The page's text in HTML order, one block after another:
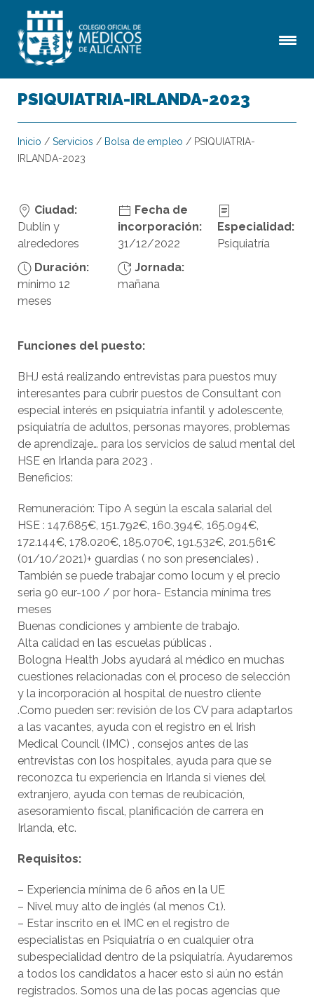
PSIQUIATRIA-IRLANDA-2023
Inicio / Servicios / Bolsa de empleo / PSIQUIATRIA-
IRLANDA-2023
Ciudad:
Dublín y
alrededores
Fecha de
incorporación:
31/12/2022
Especialidad:
Psiquiatría
Duración:
mínimo 12
meses
Jornada:
mañana
Funciones del puesto:
BHJ está realizando entrevistas para puestos muy
interesantes para cubrir puestos de Consultant con
especial interés en psiquiatría infantil y adolescente,
psiquiatría de adultos, personas mayores, problemas
de aprendizaje… para los servicios de salud mental del
HSE en Irlanda para 2023 .
Beneficios:
Remuneración: Tipo A según la escala salarial del
HSE : 147.685€, 151.792€, 160.394€, 165.094€,
172.144€, 178.020€, 185.070€, 191.532€, 201.561€
(01/10/2021)+ guardias ( no son presenciales) .
También se puede trabajar como locum y el precio
seria 90 eur-100 / por hora- Estancia mínima tres
meses
Buenas condiciones y ambiente de trabajo.
Alta calidad en las escuelas públicas .
Bologna Health Jobs ayudará al médico en muchas
cuestiones relacionadas con el proceso de selección
y la incorporación al hospital de nuestro cliente
.Como pueden ser: revisión de los CV para adaptarlos
a las vacantes, ayuda con el registro en el Irish
Medical Council (IMC) , consejos antes de las
entrevistas con los hospitales, ayuda para que se
reconozca tu experiencia en Irlanda si vienes del
extranjero, ayuda con temas de reubicación,
asesoramiento fiscal, planificación de carrera en
Irlanda, etc.
Requisitos:
– Experiencia mínima de 6 años en la UE
– Nivel muy alto de inglés (al menos C1).
– Estar inscrito en el IMC en el registro de
especialistas en Psiquiatría o en cualquier otra
subespecialidad dentro de la psiquiatría. Ayudaremos
a todos los candidatos a hacer esto si aún no están
registrados. Somos una de las pocas agencias que